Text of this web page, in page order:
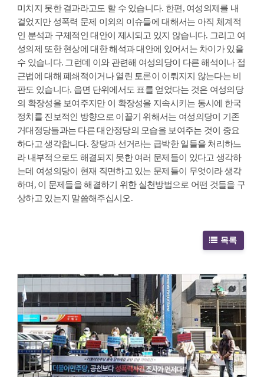
미치지 못한 결과라고도 할 수 있습니다. 한편, 여성의제를 내
걸었지만 성폭력 문제 이외의 이슈들에 대해서는 아직 체계적
인 분석과 구체적인 대안이 제시되고 있지 않습니다. 그리고 여
성의제 또한 현상에 대한 해석과 대안에 있어서는 차이가 있을
수 있습니다. 그런데 이와 관련해 여성의당이 다른 해석이나 접
근법에 대해 폐쇄적이거나 열린 토론이 이뤄지지 않는다는 비
판도 있습니다. 읍면 단위에서도 표를 얻었다는 것은 여성의당
의 확장성을 보여주지만 이 확장성을 지속시키는 동시에 한국
정치를 진보적인 방향으로 이끌기 위해서는 여성의당이 기존
거대정당들과는 다른 대안정당의 모습을 보여주는 것이 중요
하다고 생각합니다. 창당과 선거라는 급박한 일들을 처리하느
라 내부적으로도 해결되지 못한 여러 문제들이 있다고 생각하
는데 여성의당이 현재 직면하고 있는 문제들이 무엇이라 생각
하며, 이 문제들을 해결하기 위한 실천방법으로 어떤 것들을 구
상하고 있는지 말씀해주십시오.
목록